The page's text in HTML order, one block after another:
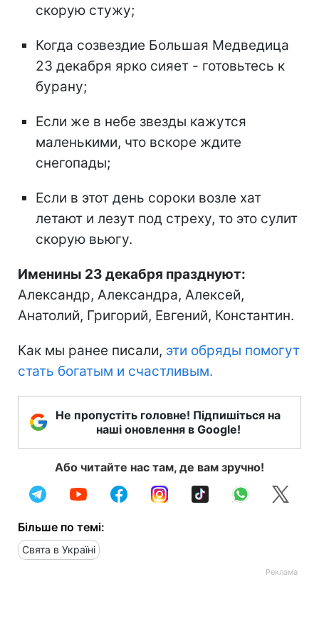
скорую стужу;
Когда созвездие Большая Медведица
23 декабря ярко сияет - готовьтесь к
бурану;
Если же в небе звезды кажутся
маленькими, что вскоре ждите
снегопады;
Если в этот день сороки возле хат
летают и лезут под стреху, то это сулит
скорую вьюгу.
Именины 23 декабря празднуют:
Александр, Александра, Алексей,
Анатолий, Григорий, Евгений, Константин.
Как мы ранее писали, эти обряды помогут
стать богатым и счастливым.
Не пропустіть головне! Підпишіться на
наші оновлення в Google!
Або читайте нас там, де вам зручно!
Більше по темі:
Свята в Україні